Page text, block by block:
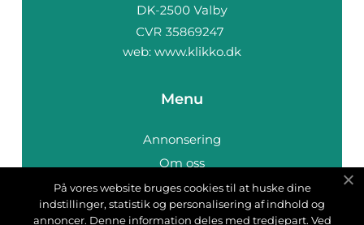
web: www.klikko.dk
Menu
Annonsering
Om oss
Cookies
Kontakta oss
På vores website bruges cookies til at huske dine
indstillinger, statistik og personalisering af indhold og
annoncer. Denne information deles med tredjepart. Ved